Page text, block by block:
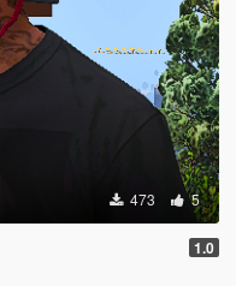
473 5
1.0